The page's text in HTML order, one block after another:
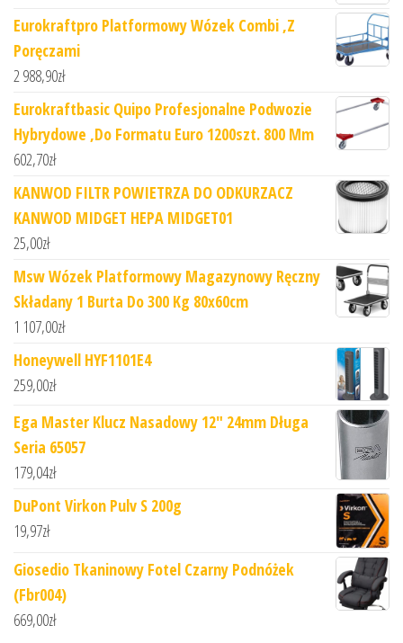
Eurokraftpro Platformowy Wózek Combi ,Z
Poręczami
2 988,90zł
Eurokraftbasic Quipo Profesjonalne Podwozie
Hybrydowe ,Do Formatu Euro 1200szt. 800 Mm
602,70zł
KANWOD FILTR POWIETRZA DO ODKURZACZ
KANWOD MIDGET HEPA MIDGET01
25,00zł
Msw Wózek Platformowy Magazynowy Ręczny
Składany 1 Burta Do 300 Kg 80x60cm
1 107,00zł
Honeywell HYF1101E4
259,00zł
Ega Master Klucz Nasadowy 12" 24mm Długa
Seria 65057
179,04zł
DuPont Virkon Pulv S 200g
19,97zł
Giosedio Tkaninowy Fotel Czarny Podnóżek
(Fbr004)
669,00zł